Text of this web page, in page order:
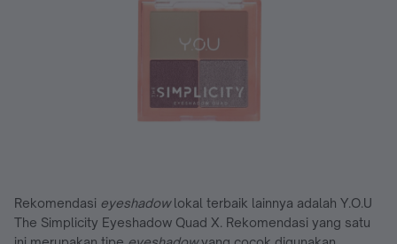
Rekomendasi eyeshadowlokal terbaik lainnya adalah Y.O.U
The Simplicity Eyeshadow Quad X. Rekomendasi yang satu